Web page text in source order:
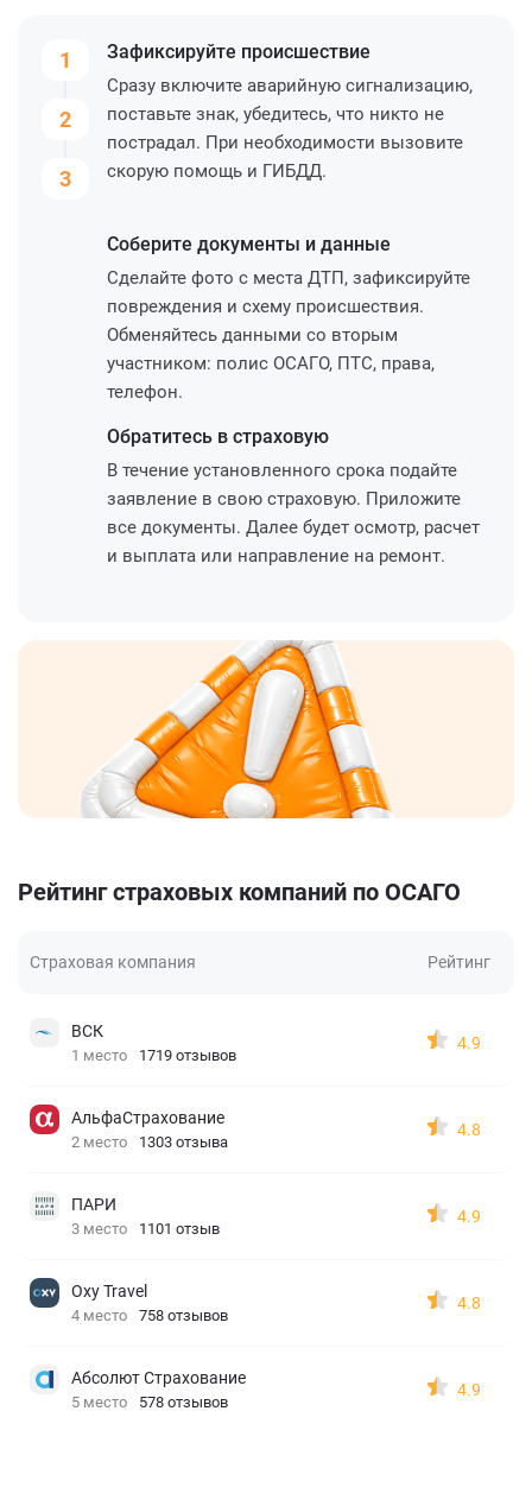
1
2
3
Зафиксируйте происшествие
Сразу включите аварийную сигнализацию,
поставьте знак, убедитесь, что никто не
пострадал. При необходимости вызовите
скорую помощь и ГИБДД.
Соберите документы и данные
Сделайте фото с места ДТП, зафиксируйте
повреждения и схему происшествия.
Обменяйтесь данными со вторым
участником: полис ОСАГО, ПТС, права,
телефон.
Обратитесь в страховую
В течение установленного срока подайте
заявление в свою страховую. Приложите
все документы. Далее будет осмотр, расчет
и выплата или направление на ремонт.
Рейтинг страховых компаний по ОСАГО
Страховая компания Рейтинг
ВСК
1 место 1719 отзывов
4.9
АльфаСтрахование
2 место 1303 отзыва
4.8
ПАРИ
3 место 1101 отзыв
4.9
Oxy Travel
4 место 758 отзывов
4.8
Абсолют Страхование
5 место 578 отзывов
4.9